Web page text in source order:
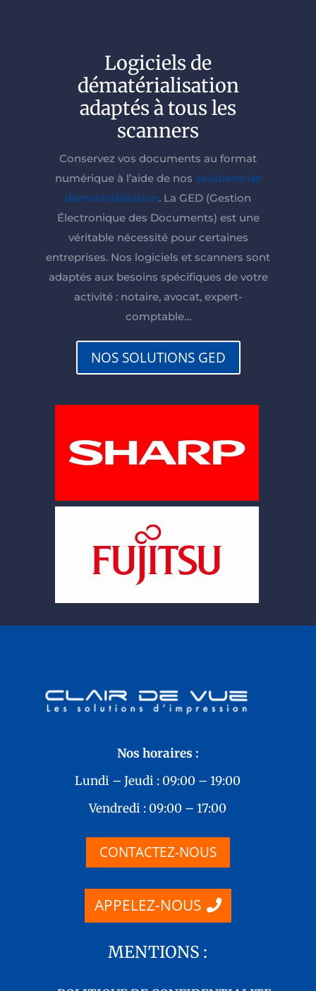
Logiciels de
dématérialisation
adaptés à tous les
scanners
Conservez vos documents au format
numérique à l’aide de nos solutions de
dématérialisation. La GED (Gestion
Électronique des Documents) est une
véritable nécessité pour certaines
entreprises. Nos logiciels et scanners sont
adaptés aux besoins spécifiques de votre
activité : notaire, avocat, expert-
comptable…
NOS SOLUTIONS GED
Nos horaires :
Lundi – Jeudi : 09:00 – 19:00
Vendredi : 09:00 – 17:00
CONTACTEZ-NOUS
APPELEZ-NOUS
MENTIONS :